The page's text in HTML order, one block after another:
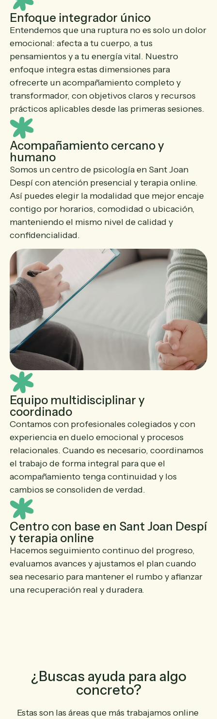
Enfoque integrador único
Entendemos que una ruptura no es solo un dolor
emocional: afecta a tu cuerpo, a tus
pensamientos y a tu energía vital. Nuestro
enfoque integra estas dimensiones para
ofrecerte un acompañamiento completo y
transformador, con objetivos claros y recursos
prácticos aplicables desde las primeras sesiones.
Acompañamiento cercano y
humano
Somos un centro de psicología en Sant Joan
Despí con atención presencial y terapia online.
Así puedes elegir la modalidad que mejor encaje
contigo por horarios, comodidad o ubicación,
manteniendo el mismo nivel de calidad y
confidencialidad.
Equipo multidisciplinar y
coordinado
Contamos con profesionales colegiados y con
experiencia en duelo emocional y procesos
relacionales. Cuando es necesario, coordinamos
el trabajo de forma integral para que el
acompañamiento tenga continuidad y los
cambios se consoliden de verdad.
Centro con base en Sant Joan Despí
y terapia online
Hacemos seguimiento continuo del progreso,
evaluamos avances y ajustamos el plan cuando
sea necesario para mantener el rumbo y afianzar
una recuperación real y duradera.
¿Buscas ayuda para algo
concreto?
Estas son las áreas que más trabajamos online